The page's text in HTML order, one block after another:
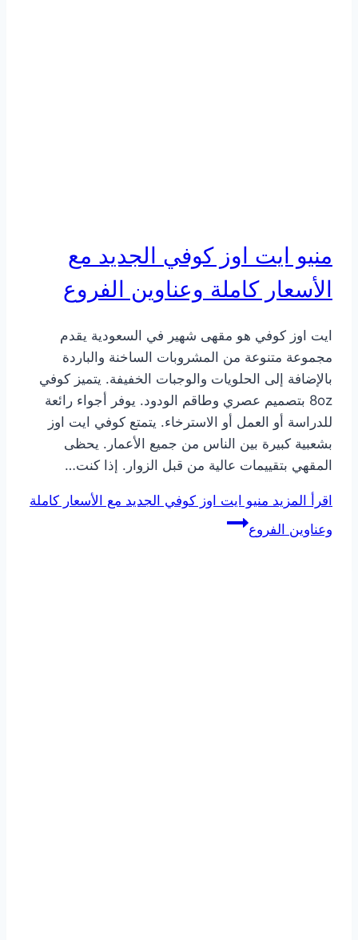
منيو ايت اوز كوفي الجديد مع
الأسعار كاملة وعناوين الفروع
ايت اوز كوفي هو مقهى شهير في السعودية يقدم
مجموعة متنوعة من المشروبات الساخنة والباردة
بالإضافة إلى الحلويات والوجبات الخفيفة. يتميز كوفي
8oz بتصميم عصري وطاقم الودود. يوفر أجواء رائعة
للدراسة أو العمل أو الاسترخاء. يتمتع كوفي ايت اوز
بشعبية كبيرة بين الناس من جميع الأعمار. يحظى
المقهي بتقييمات عالية من قبل الزوار. إذا كنت…
اقرأ المزيد منيو ايت اوز كوفي الجديد مع الأسعار كاملة
وعناوين الفروع